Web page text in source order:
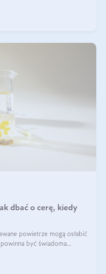
dbać o cerę, kiedy
powietrze mogą osłabić
być świadoma